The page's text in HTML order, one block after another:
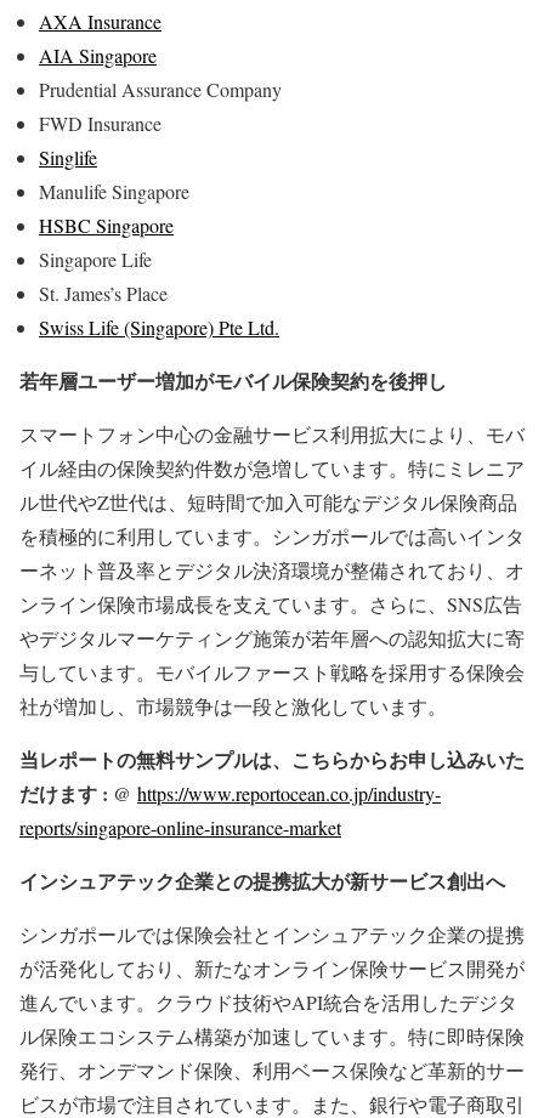
AXA Insurance
AIA Singapore
Prudential Assurance Company
FWD Insurance
Singlife
Manulife Singapore
HSBC Singapore
Singapore Life
St. James’s Place
Swiss Life (Singapore) Pte Ltd.
若年層ユーザー増加がモバイル保険契約を後押し
スマートフォン中心の金融サービス利用拡大により、モバ
イル経由の保険契約件数が急増しています。特にミレニア
ル世代やZ世代は、短時間で加入可能なデジタル保険商品
を積極的に利用しています。シンガポールでは高いインタ
ーネット普及率とデジタル決済環境が整備されており、オ
ンライン保険市場成長を支えています。さらに、SNS広告
やデジタルマーケティング施策が若年層への認知拡大に寄
与しています。モバイルファースト戦略を採用する保険会
社が増加し、市場競争は一段と激化しています。
当レポートの無料サンプルは、こちらからお申し込みいた
だけます : @ https://www.reportocean.co.jp/industry-
reports/singapore-online-insurance-market
インシュアテック企業との提携拡大が新サービス創出へ
シンガポールでは保険会社とインシュアテック企業の提携
が活発化しており、新たなオンライン保険サービス開発が
進んでいます。クラウド技術やAPI統合を活用したデジタ
ル保険エコシステム構築が加速しています。特に即時保険
発行、オンデマンド保険、利用ベース保険など革新的サー
ビスが市場で注目されています。また、銀行や電子商取引